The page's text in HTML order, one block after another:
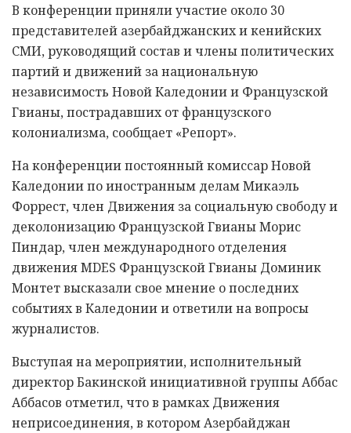
В конференции приняли участие около 30
представителей азербайджанских и кенийских
СМИ, руководящий состав и члены политических
партий и движений за национальную
независимость Новой Каледонии и Французской
Гвианы, пострадавших от французского
колониализма, сообщает «Репорт».
На конференции постоянный комиссар Новой
Каледонии по иностранным делам Микаэль
Форрест, член Движения за социальную свободу и
деколонизацию Французской Гвианы Морис
Пиндар, член международного отделения
движения MDES Французской Гвианы Доминик
Монтет высказали свое мнение о последних
событиях в Каледонии и ответили на вопросы
журналистов.
Выступая на мероприятии, исполнительный
директор Бакинской инициативной группы Аббас
Аббасов отметил, что в рамках Движения
неприсоединения, в котором Азербайджан